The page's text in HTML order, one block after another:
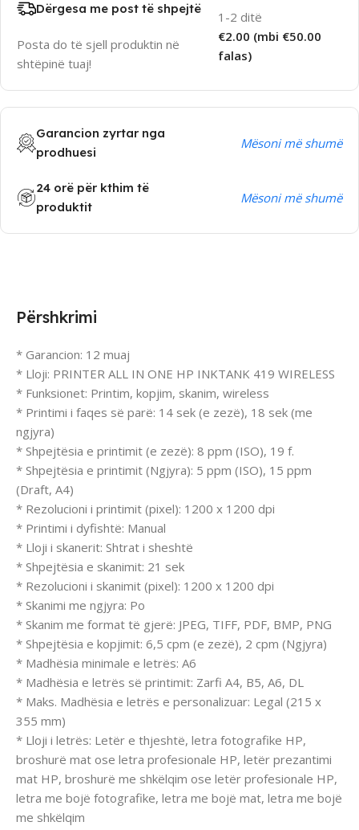
Dërgesa me post të shpejtë
Posta do të sjell produktin në
shtëpinë tuaj!
1-2 ditë
€2.00 (mbi €50.00
falas)
Garancion zyrtar nga
prodhuesi
Mësoni më shumë
24 orë për kthim të
produktit
Mësoni më shumë
Përshkrimi
* Garancion: 12 muaj
* Lloji: PRINTER ALL IN ONE HP INKTANK 419 WIRELESS
* Funksionet: Printim, kopjim, skanim, wireless
* Printimi i faqes së parë: 14 sek (e zezë), 18 sek (me
ngjyra)
* Shpejtësia e printimit (e zezë): 8 ppm (ISO), 19 f.
* Shpejtësia e printimit (Ngjyra): 5 ppm (ISO), 15 ppm
(Draft, A4)
* Rezolucioni i printimit (pixel): 1200 x 1200 dpi
* Printimi i dyfishtë: Manual
* Lloji i skanerit: Shtrat i sheshtë
* Shpejtësia e skanimit: 21 sek
* Rezolucioni i skanimit (pixel): 1200 x 1200 dpi
* Skanimi me ngjyra: Po
* Skanim me format të gjerë: JPEG, TIFF, PDF, BMP, PNG
* Shpejtësia e kopjimit: 6,5 cpm (e zezë), 2 cpm (Ngjyra)
* Madhësia minimale e letrës: A6
* Madhësia e letrës së printimit: Zarfi A4, B5, A6, DL
* Maks. Madhësia e letrës e personalizuar: Legal (215 x
355 mm)
* Lloji i letrës: Letër e thjeshtë, letra fotografike HP,
broshurë mat ose letra profesionale HP, letër prezantimi
mat HP, broshurë me shkëlqim ose letër profesionale HP,
letra me bojë fotografike, letra me bojë mat, letra me bojë
me shkëlqim